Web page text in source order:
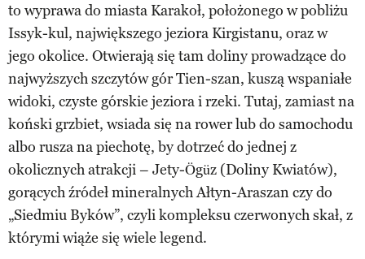
to wyprawa do miasta Karakoł, położonego w pobliżu
Issyk-kul, największego jeziora Kirgistanu, oraz w
jego okolice. Otwierają się tam doliny prowadzące do
najwyższych szczytów gór Tien-szan, kuszą wspaniałe
widoki, czyste górskie jeziora i rzeki. Tutaj, zamiast na
koński grzbiet, wsiada się na rower lub do samochodu
albo rusza na piechotę, by dotrzeć do jednej z
okolicznych atrakcji – Jety-Ögüz (Doliny Kwiatów),
gorących źródeł mineralnych Ałtyn-Araszan czy do
„Siedmiu Byków”, czyli kompleksu czerwonych skał, z
którymi wiąże się wiele legend.